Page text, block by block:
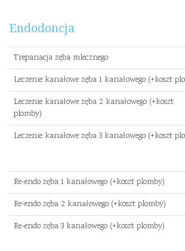
Endodoncja
Trepanacja zęba mlecznego
Leczenie kanałowe zęba 1 kanałowego (+koszt
Leczenie kanałowe zęba 2 kanałowego (+koszt
plomby)
Leczenie kanałowe zęba 3 kanałowego (+koszt
Re-endo zęba 1 kanałowego (+koszt plomby)
Re-endo zęba 2 kanałowego (+koszt plomby)
Re-endo zęba 3 kanałowego (+koszt plomby)